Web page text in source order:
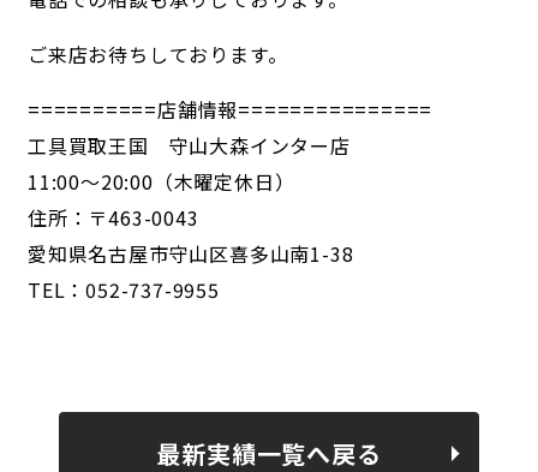
ご来店お待ちしております。
==========店舗情報===============
工具買取王国 守山大森インター店
11:00～20:00（木曜定休日）
住所：〒463-0043
愛知県名古屋市守山区喜多山南1-38
TEL：052-737-9955
最新実績一覧へ戻る